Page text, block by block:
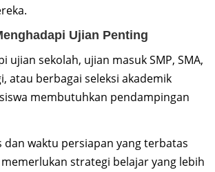
Ujian Penting
ujian sekolah, ujian masuk SMP, SMA,
atau berbagai seleksi akademik
membutuhkan pendampingan
dan waktu persiapan yang terbatas
strategi belajar yang lebih